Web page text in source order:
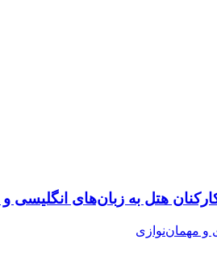
‌هتل به‌ زبان‌‌های‌ انگلیسی
و مهمان‌نوازی